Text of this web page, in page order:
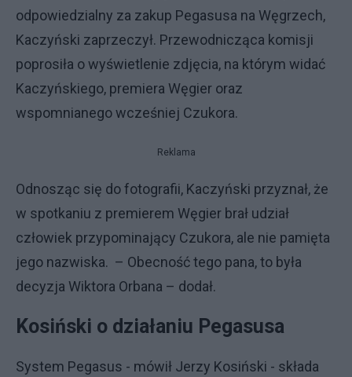
odpowiedzialny za zakup Pegasusa na Węgrzech,
Kaczyński zaprzeczył. Przewodnicząca komisji
poprosiła o wyświetlenie zdjęcia, na którym widać
Kaczyńskiego, premiera Węgier oraz
wspomnianego wcześniej Czukora.
Reklama
Odnosząc się do fotografii, Kaczyński przyznał, że
w spotkaniu z premierem Węgier brał udział
człowiek przypominający Czukora, ale nie pamięta
jego nazwiska. – Obecność tego pana, to była
decyzja Wiktora Orbana – dodał.
Kosiński o działaniu Pegasusa
System Pegasus - mówił Jerzy Kosiński - składa